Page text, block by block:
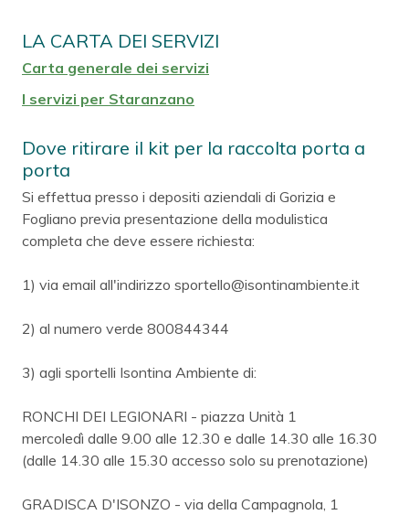
LA CARTA DEI SERVIZI
Carta generale dei servizi
I servizi per Staranzano
Dove ritirare il kit per la raccolta porta a
porta
Si effettua presso i depositi aziendali di Gorizia e
Fogliano previa presentazione della modulistica
completa che deve essere richiesta:
1) via email all'indirizzo sportello@isontinambiente.it
2) al numero verde 800844344
3) agli sportelli Isontina Ambiente di:
RONCHI DEI LEGIONARI - piazza Unità 1
mercoledì dalle 9.00 alle 12.30 e dalle 14.30 alle 16.30
(dalle 14.30 alle 15.30 accesso solo su prenotazione)
GRADISCA D'ISONZO - via della Campagnola, 1